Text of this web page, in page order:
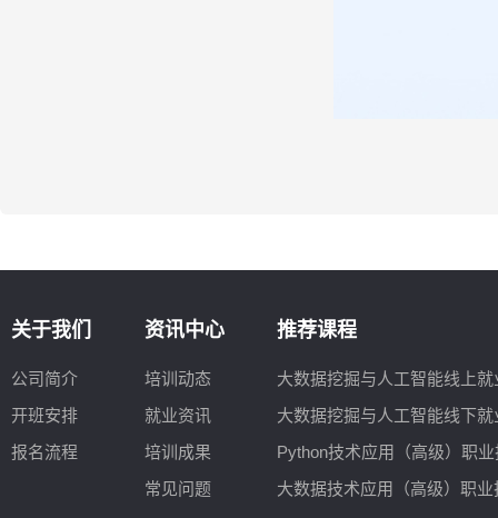
关于我们
公司简介
开班安排
报名流程
资讯中心
培训动态
就业资讯
培训成果
常见问题
推荐课程
大数据挖掘与人工智能线上就
大数据挖掘与人工智能线下就
Python技术应用（高级）职
大数据技术应用（高级）职